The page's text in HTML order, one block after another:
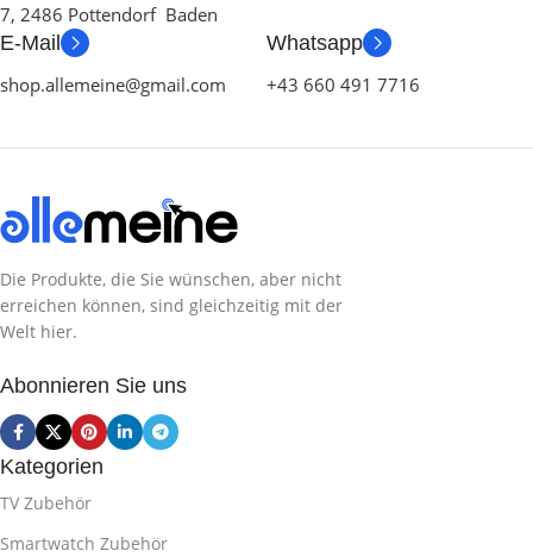
7, 2486 Pottendorf Baden
E-Mail
shop.allemeine@gmail.com
Whatsapp
+43 660 491 7716
Die Produkte, die Sie wünschen, aber nicht
erreichen können, sind gleichzeitig mit der
Welt hier.
Abonnieren Sie uns
Kategorien
TV Zubehör
Smartwatch Zubehör